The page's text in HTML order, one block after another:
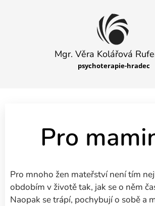
Mgr. Věra Kolářová
psychoterapie-hradec
Pro
Pro mnoho žen mateřství není tím
obdobím v životě tak, jak se o něm
Naopak se trápí, pochybují o sobě a